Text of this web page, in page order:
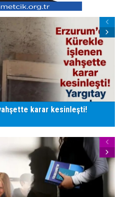
karar kesinleşti!